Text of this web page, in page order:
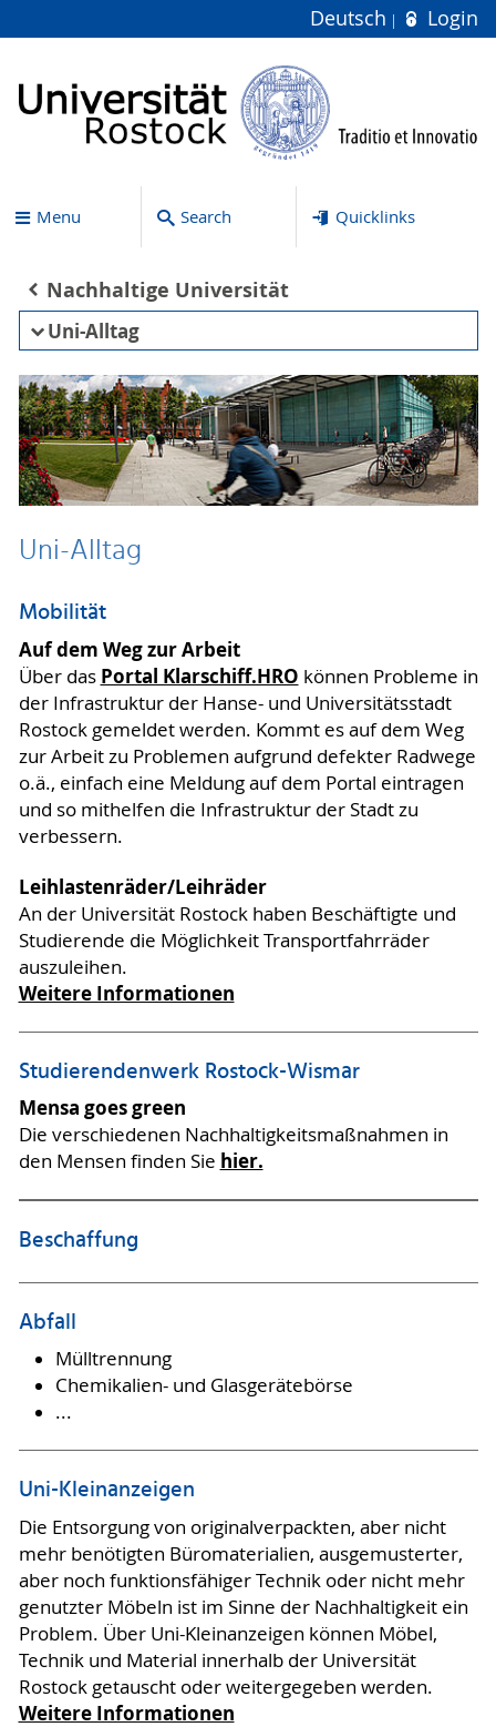
Deutsch Login
Menu Search Quicklinks
Nachhaltige Universität
Uni-Alltag
Uni-Alltag
Mobilität
Auf dem Weg zur Arbeit
Über das Portal Klarschiff.HRO können Probleme in
der Infrastruktur der Hanse- und Universitätsstadt
Rostock gemeldet werden. Kommt es auf dem Weg
zur Arbeit zu Problemen aufgrund defekter Radwege
o.ä., einfach eine Meldung auf dem Portal eintragen
und so mithelfen die Infrastruktur der Stadt zu
verbessern.
Leihlastenräder/Leihräder
An der Universität Rostock haben Beschäftigte und
Studierende die Möglichkeit Transportfahrräder
auszuleihen.
Weitere Informationen
Studierendenwerk Rostock-Wismar
Mensa goes green
Die verschiedenen Nachhaltigkeitsmaßnahmen in
den Mensen finden Sie hier.
Beschaffung
Abfall
Mülltrennung
Chemikalien- und Glasgerätebörse
...
Uni-Kleinanzeigen
Die Entsorgung von originalverpackten, aber nicht
mehr benötigten Büromaterialien, ausgemusterter,
aber noch funktionsfähiger Technik oder nicht mehr
genutzter Möbeln ist im Sinne der Nachhaltigkeit ein
Problem. Über Uni-Kleinanzeigen können Möbel,
Technik und Material innerhalb der Universität
Rostock getauscht oder weitergegeben werden.
Weitere Informationen